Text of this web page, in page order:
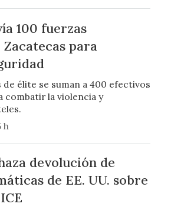
100 fuerzas
Zacatecas para
élite se suman a 400 efectivos
combatir la violencia y
h
devolución de
de EE. UU. sobre